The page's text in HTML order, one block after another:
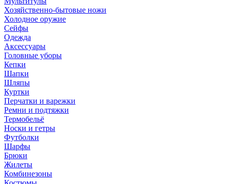
Хозяйственно-бытовые ножи
Холодное оружие
Сейфы
Одежда
Аксессуары
Головные уборы
Кепки
Шапки
Шляпы
Куртки
Перчатки и варежки
Ремни и подтяжки
Термобельё
Носки и гетры
Футболки
Шарфы
Брюки
Жилеты
Комбинезоны